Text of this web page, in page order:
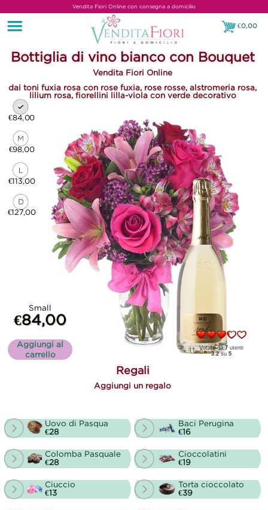
Vendita Fiori Online con consegna a domicilio
€0,00
€0,00
Bottiglia di vino bianco con Bouquet
Vendita Fiori Online
dai toni fuxia rosa con rose fuxia, rose rosse, alstromeria rosa,
lilium rosa, fiorellini lilla-viola con verde decorativo
€84,00
€98,00
€113,00
€127,00
Small
€84,00
Aggiungi al
carrello
Votato da:7 utenti
3.2su5
Regali
Aggiungi un regalo
Uovo di Pasqua
€28
Colomba Pasquale
€28
Ciuccio
€13
Baci Perugina
€16
Cioccolatini
€19
Torta cioccolato
€39